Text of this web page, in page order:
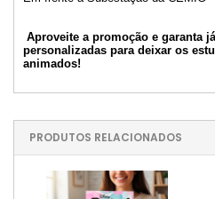
Aproveite a promoção e garanta
personalizadas para deixar os
animados!
PRODUTOS RELACIONADOS